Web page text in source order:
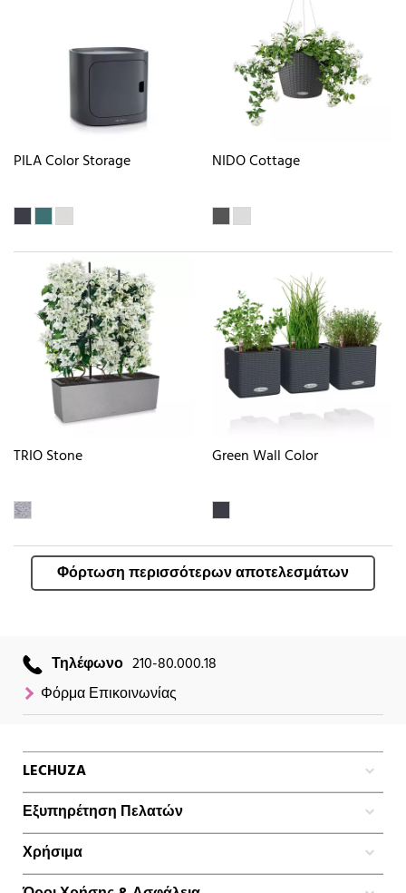
PILA Color Storage NIDO Cottage
TRIO Stone Green Wall Color
Φόρτωση περισσότερων αποτελεσμάτων
Τηλέφωνο 210-80.000.18
Φόρμα Επικοινωνίας
LECHUZA
Εξυπηρέτηση Πελατών
Χρήσιμα